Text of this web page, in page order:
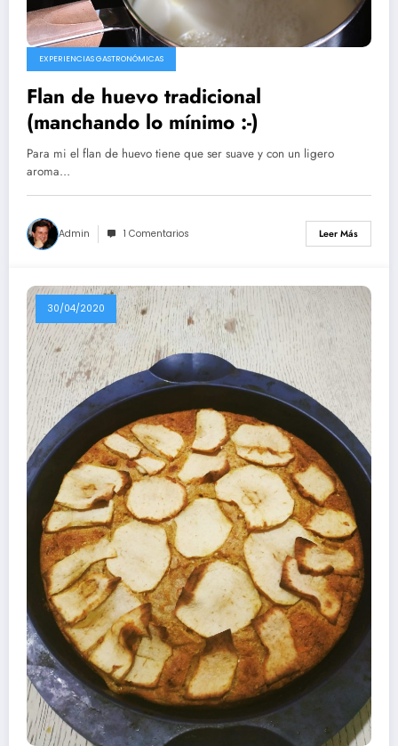
EXPERIENCIAS GASTRONÓMICAS
Flan de huevo tradicional
(manchando lo mínimo :-)
Para mi el flan de huevo tiene que ser suave y con un ligero
aroma…
Admin 1 Comentarios Leer Más
30/04/2020